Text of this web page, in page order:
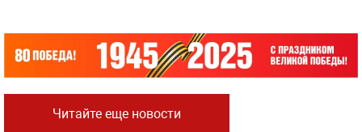
Читайте еще новости